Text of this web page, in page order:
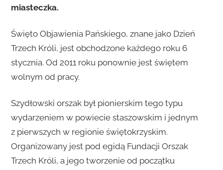
miasteczka.
Święto Objawienia Pańskiego, znane jako Dzień
Trzech Króli, jest obchodzone każdego roku 6
stycznia. Od 2011 roku ponownie jest świętem
wolnym od pracy.
Szydłowski orszak był pionierskim tego typu
wydarzeniem w powiecie staszowskim i jednym
z pierwszych w regionie świętokrzyskim.
Organizowany jest pod egidą Fundacji Orszak
Trzech Króli, a jego tworzenie od początku